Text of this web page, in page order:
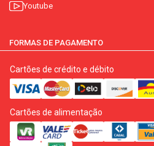
Youtube
FORMAS DE PAGAMENTO
Cartões de crédito e débito
Cartões de alimentação